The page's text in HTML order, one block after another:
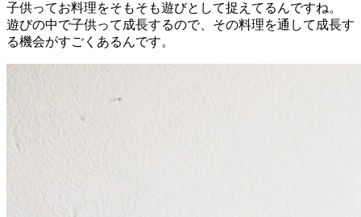
子供ってお料理をそもそも遊びとして捉えてるんですね。
遊びの中で子供って成長するので、その料理を通して成長す
る機会がすごくあるんです。